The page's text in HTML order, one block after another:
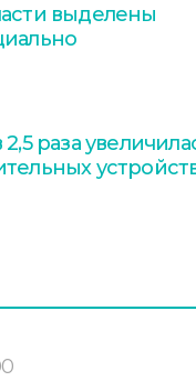
выделены
раза